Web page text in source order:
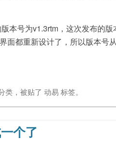
本号为v1.3rtm，这次发布的
都重新设计了，所以版本号从
类，被贴了 动易 标签。
个了